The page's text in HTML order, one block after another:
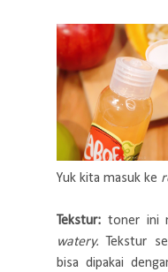
Yuk kita masuk ke
Tekstur: toner ini
watery.Tekstur
bisa dipakai